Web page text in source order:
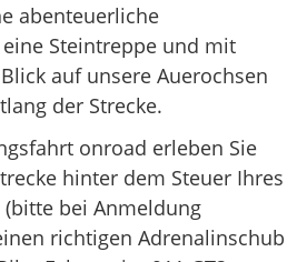
abenteuerliche
Steintreppe und mit
auf unsere Auerochsen
der Strecke.
onroad erleben Sie
hinter dem Steuer Ihres
(bitte bei Anmeldung
richtigen Adrenalinschub